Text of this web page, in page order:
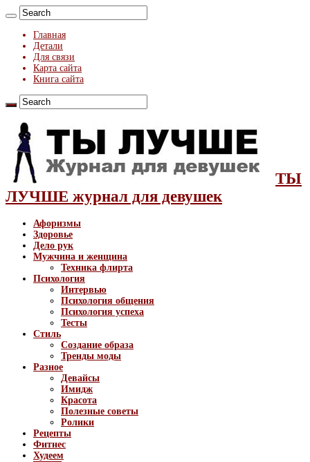
Главная
Детали
Для связи
Карта сайта
Книга сайта
ТЫ
ЛУЧШЕ журнал для девушек
Афоризмы
Здоровье
Дело рук
Мужчина и женщина
Техника флирта
Психология
Интервью
Психология общения
Психология успеха
Тесты
Стиль
Создание образа
Тренды моды
Разное
Девайсы
Имидж
Красота
Полезные советы
Ролики
Рецепты
Фитнес
Худеем